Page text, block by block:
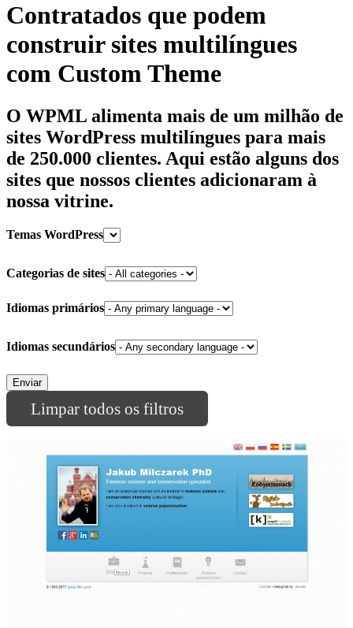
Contratados que podem
construir sites multilíngues
com Custom Theme
O WPML alimenta mais de um milhão de
sites WordPress multilíngues para mais
de 250.000 clientes. Aqui estão alguns dos
sites que nossos clientes adicionaram à
nossa vitrine.
Temas WordPress
Categorias de sites
Idiomas primários
Idiomas secundários
Limpar todos os filtros